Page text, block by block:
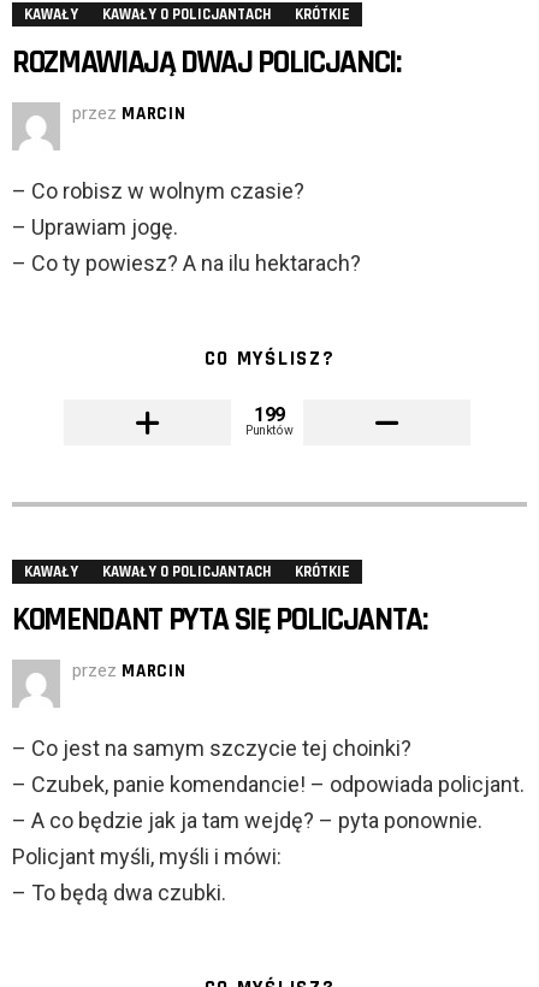
KAWAŁY KAWAŁY O POLICJANTACH KRÓTKIE
ROZMAWIAJĄ DWAJ POLICJANCI:
przez MARCIN
– Co robisz w wolnym czasie?
– Uprawiam jogę.
– Co ty powiesz? A na ilu hektarach?
CO MYŚLISZ?
199
Punktów
KAWAŁY KAWAŁY O POLICJANTACH KRÓTKIE
KOMENDANT PYTA SIĘ POLICJANTA:
przez MARCIN
– Co jest na samym szczycie tej choinki?
– Czubek, panie komendancie! – odpowiada policjant.
– A co będzie jak ja tam wejdę? – pyta ponownie.
Policjant myśli, myśli i mówi:
– To będą dwa czubki.